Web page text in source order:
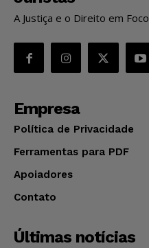
A Justiça e o Direito em Foco
Empresa
Política de Privacidade
Ferramentas para PDF
Apoiadores
Contato
Últimas notícias